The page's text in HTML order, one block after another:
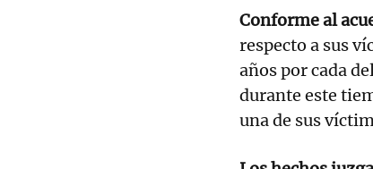
Conforme al
respecto a sus
años por cada
durante este
una de sus